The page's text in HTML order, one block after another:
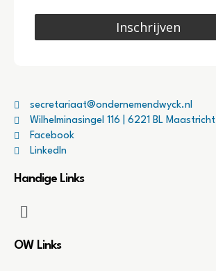
Inschrijven
secretariaat@ondernemendwyck.nl
Wilhelminasingel 116 | 6221 BL Maastricht
Facebook
LinkedIn
Handige Links
OW Links